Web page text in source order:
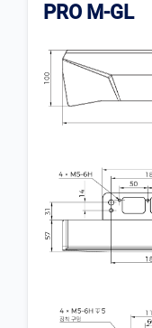
PRO M-GL